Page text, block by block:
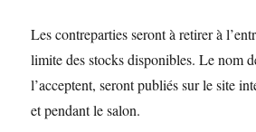
Les contreparties seront à retirer à
limite des stocks disponibles. Le nom
l’acceptent, seront publiés sur le site
et pendant le salon.